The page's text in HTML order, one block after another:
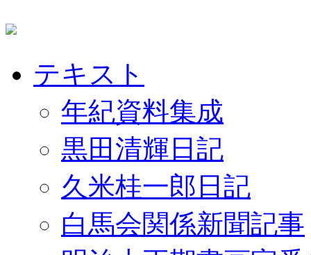
テキスト
年紀資料集成
黒田清輝日記
久米桂一郎日記
白馬会関係新聞記事